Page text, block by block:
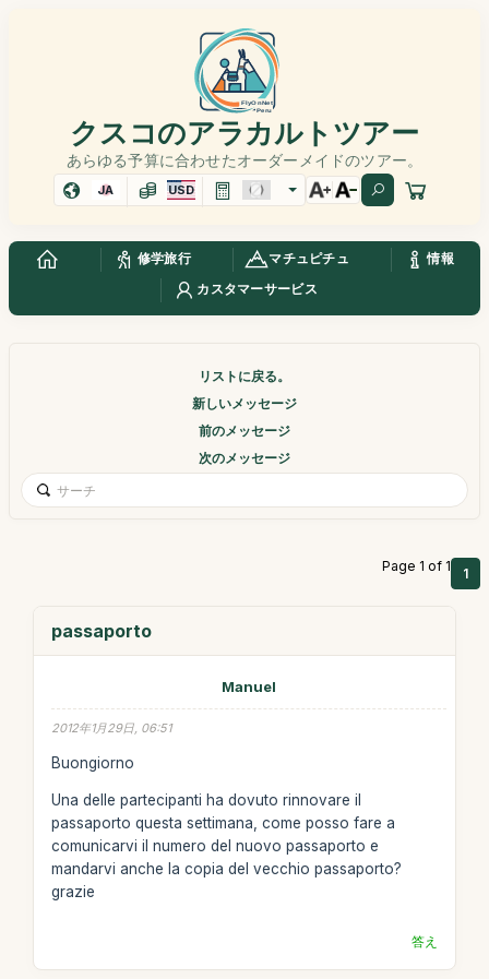
クスコのアラカルトツアー
あらゆる予算に合わせたオーダーメイドのツアー。
JA USD
修学旅行 マチュピチュ
情報
カスタマーサービス
リストに戻る。
新しいメッセージ
前のメッセージ
次のメッセージ
Page 1 of 1 1
passaporto
Manuel
2012年1月29日, 06:51
Buongiorno
Una delle partecipanti ha dovuto rinnovare il
passaporto questa settimana, come posso fare a
comunicarvi il numero del nuovo passaporto e
mandarvi anche la copia del vecchio passaporto?
grazie
答え